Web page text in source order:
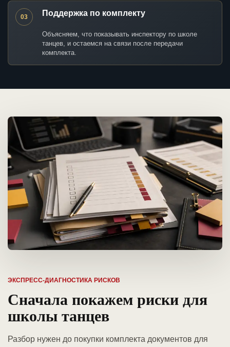
03 Поддержка по комплекту
Объясняем, что показывать инспектору по школе
танцев, и остаемся на связи после передачи
комплекта.
ЭКСПРЕСС-ДИАГНОСТИКА РИСКОВ
Сначала покажем риски для
школы танцев
Разбор нужен до покупки комплекта документов для